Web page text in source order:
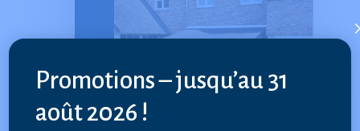
Promotions – jusqu’au 31
août 2026 !